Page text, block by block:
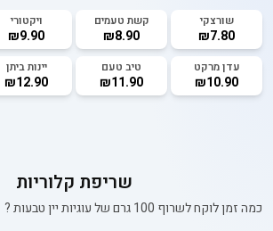
שורצקי
₪7.80
קשת טעמים
₪8.90
ויקטורי
₪9.90
עדן מרקט
₪10.90
טיב טעם
₪11.90
יינות ביתן
₪12.90
שריפת קלוריות
כמה זמן לוקח לשרוף 100 גרם של עוגיות יין טבעות?